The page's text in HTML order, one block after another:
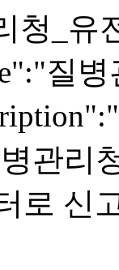
청_유
질
관리
로 신